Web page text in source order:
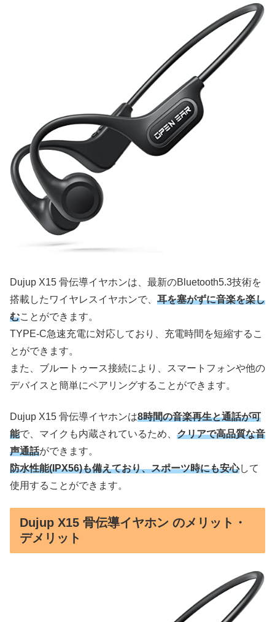
Dujup X15 骨伝導イヤホンは、最新のBluetooth5.3技術を
搭載したワイヤレスイヤホンで、 耳を塞がずに音楽を楽し
むことができます。
TYPE-C急速充電に対応しており、充電時間を短縮するこ
とができます。
また、ブルートゥース接続により、スマートフォンや他の
デバイスと簡単にペアリングすることができます。
Dujup X15 骨伝導イヤホンは8時間の音楽再生と通話が可
能で、マイクも内蔵されているため、 クリアで高品質な音
声通話ができます。
防水性能(IPX56)も備えており、スポーツ時にも安心して
使用することができます。
Dujup X15 骨伝導イヤホン のメリット・
デメリット